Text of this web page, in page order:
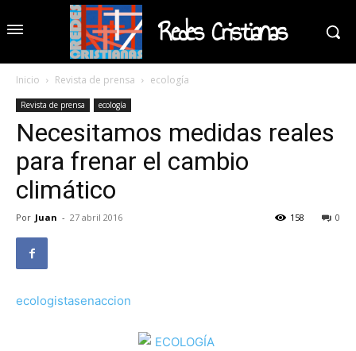
Redes Cristianas
Inicio Revista de prensa ecología
Revista de prensa ecología
Necesitamos medidas reales
para frenar el cambio
climático
Por Juan - 27 abril 2016 0
158
ecologistasenaccion